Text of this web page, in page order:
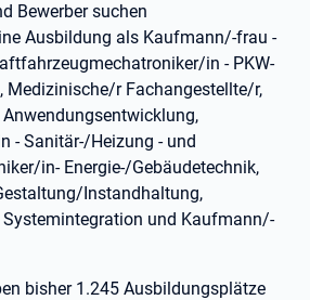
Bewerber suchen
Ausbildung als Kaufmann/-frau -
in - PKW-
Medizinische/r Fachangestellte/r,
- Sanitär-/Heizung - und
in- Energie-/Gebäudetechnik,
Instandhaltung,
und Kaufmann/-
bisher 1.245 Ausbildungsplätze